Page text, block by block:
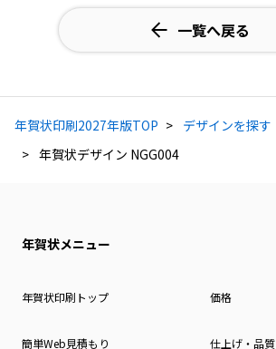
一覧へ戻る
年賀状印刷2027年版TOP
デザインを探す
年賀状デザイン NGG004
年賀状メニュー
年賀状印刷トップ 価格
簡単Web見積もり 仕上げ・品質